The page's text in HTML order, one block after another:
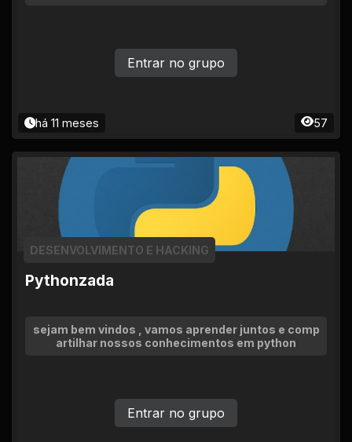
há 11 meses 57
Entrar no grupo
Pythonzada
DESENVOLVIMENTO E HACKING
sejam bem vindos , vamos aprender juntos e comp
artilhar nossos conhecimentos em python
Entrar no grupo